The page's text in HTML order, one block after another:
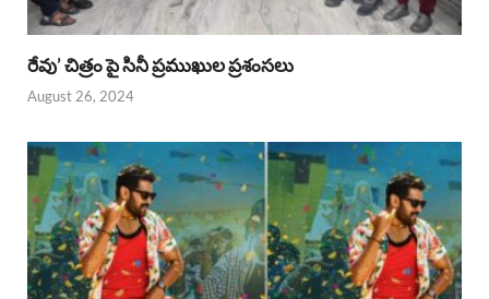
రేవు’ చిత్రం పై సినీ ప్రముఖుల ప్రశంసలు
August 26, 2024